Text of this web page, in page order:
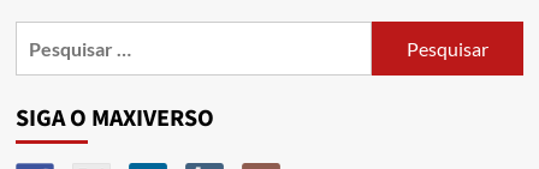
SIGA O MAXIVERSO